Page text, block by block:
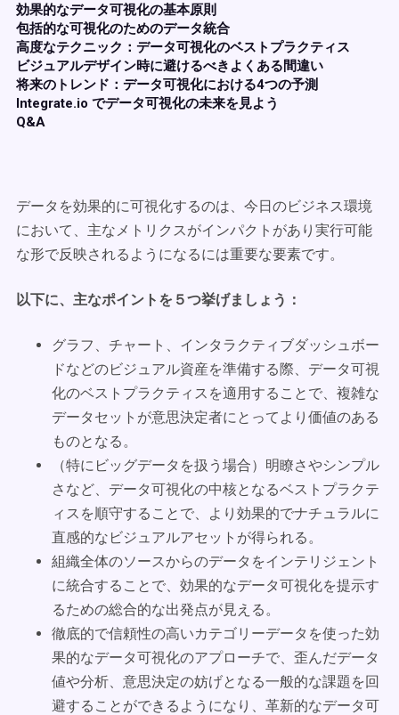
効果的なデータ可視化の基本原則
包括的な可視化のためのデータ統合
高度なテクニック：データ可視化のベストプラクティス
ビジュアルデザイン時に避けるべきよくある間違い
将来のトレンド：データ可視化における4つの予測
Integrate.io でデータ可視化の未来を見よう
Q&A
データを効果的に可視化するのは、今日のビジネス環境
において、主なメトリクスがインパクトがあり実行可能
な形で反映されるようになるには重要な要素です。
以下に、主なポイントを５つ挙げましょう：
グラフ、チャート、インタラクティブダッシュボー
ドなどのビジュアル資産を準備する際、データ可視
化のベストプラクティスを適用することで、複雑な
データセットが意思決定者にとってより価値のある
ものとなる。
（特にビッグデータを扱う場合）明瞭さやシンプル
さなど、データ可視化の中核となるベストプラクテ
ィスを順守することで、より効果的でナチュラルに
直感的なビジュアルアセットが得られる。
組織全体のソースからのデータをインテリジェント
に統合することで、効果的なデータ可視化を提示す
るための総合的な出発点が見える。
徹底的で信頼性の高いカテゴリーデータを使った効
果的なデータ可視化のアプローチで、歪んだデータ
値や分析、意思決定の妨げとなる一般的な課題を回
避することができるようになり、革新的なデータ可